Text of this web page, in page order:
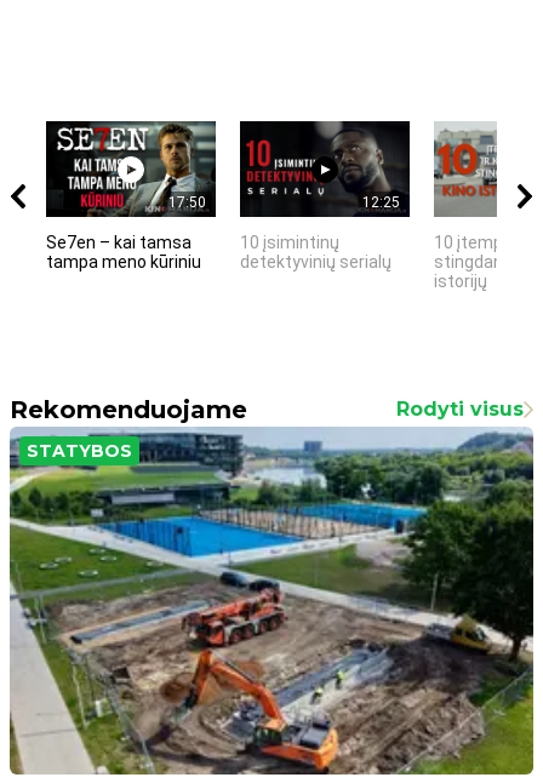
17:50
Se7en – kai tamsa
tampa meno kūriniu
12:25
10 įsimintinų
detektyvinių serialų
10 įtemptų,
stingdančių
istorijų
Rekomenduojame Rodyti visus
STATYBOS